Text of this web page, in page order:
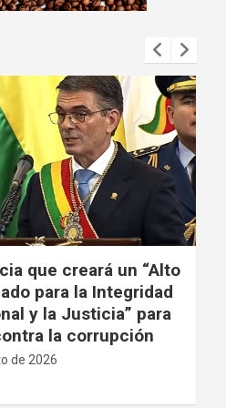
en la sesión por el 6
“Tenga la valentía de
y reconocer los
de 2026